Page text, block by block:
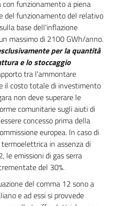
funzionamento a piena
del funzionamento del relativo
base dell'inflazione
massimo di 2100 GWh/anno.
per la quantità
e lo stoccaggio
tra l'ammontare
il costo totale di investimento
non deve superare le
comunitarie sugli aiuti di
concesso prima della
europea. In caso di
in assenza di
le emissioni di gas serra
del 30%.
del comma 12 sono a
e ad essi si provvede